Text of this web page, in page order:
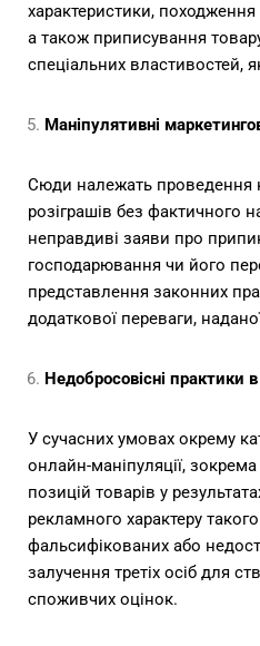
характеристики,
а також приписування
спеціальних властивостей,
Маніпулятивні
Сюди належать проведення
розіграшів без фактичного
неправдиві заяви про
господарювання чи його
представлення законних
додаткової переваги,
Недобросовісні практики
У сучасних умовах окрему
онлайн-маніпуляції,
позицій товарів у
рекламного характеру
фальсифікованих або
залучення третіх осіб для
споживчих оцінок.